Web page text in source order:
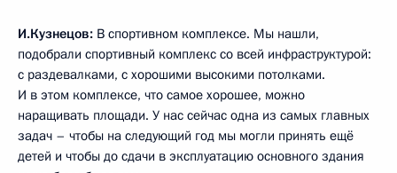
И.Кузнецов: В спортивном комплексе. Мы нашли,
подобрали спортивный комплекс со всей инфраструктурой:
с раздевалками, с хорошими высокими потолками.
И в этом комплексе, что самое хорошее, можно
наращивать площади. У нас сейчас одна из самых главных
задач – чтобы на следующий год мы могли принять ещё
детей и чтобы до сдачи в эксплуатацию основного здания